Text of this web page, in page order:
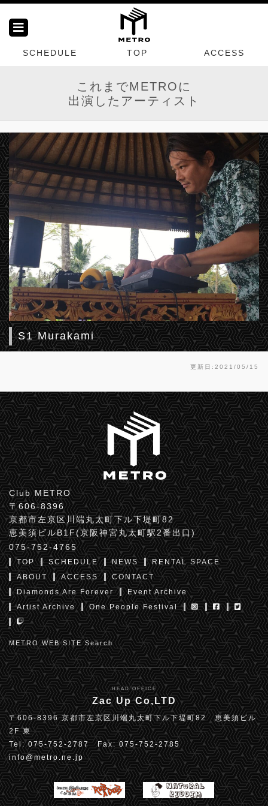
SCHEDULE TOP ACCESS
これまでMETROに
出演したアーティスト
S1 Murakami
更新日:2021/05/15
Club METRO
〒606-8396
京都市左京区川端丸太町下ル下堤町82
恵美須ビルB1F(京阪神宮丸太町駅2番出口)
075-752-4765
TOP SCHEDULE NEWS
RENTAL SPACE
ABOUT
ACCESS
CONTACT
Diamonds Are Forever
Event Archive
Artist Archive
One People Festival
METRO WEB SITE Search
HEAD OFFICE
Zac Up Co,LTD
〒606-8396 京都市左京区川端丸太町下ル下堤町82 恵美須ビル
2F 東
Tel: 075-752-2787 Fax: 075-752-2785
info@metro.ne.jp